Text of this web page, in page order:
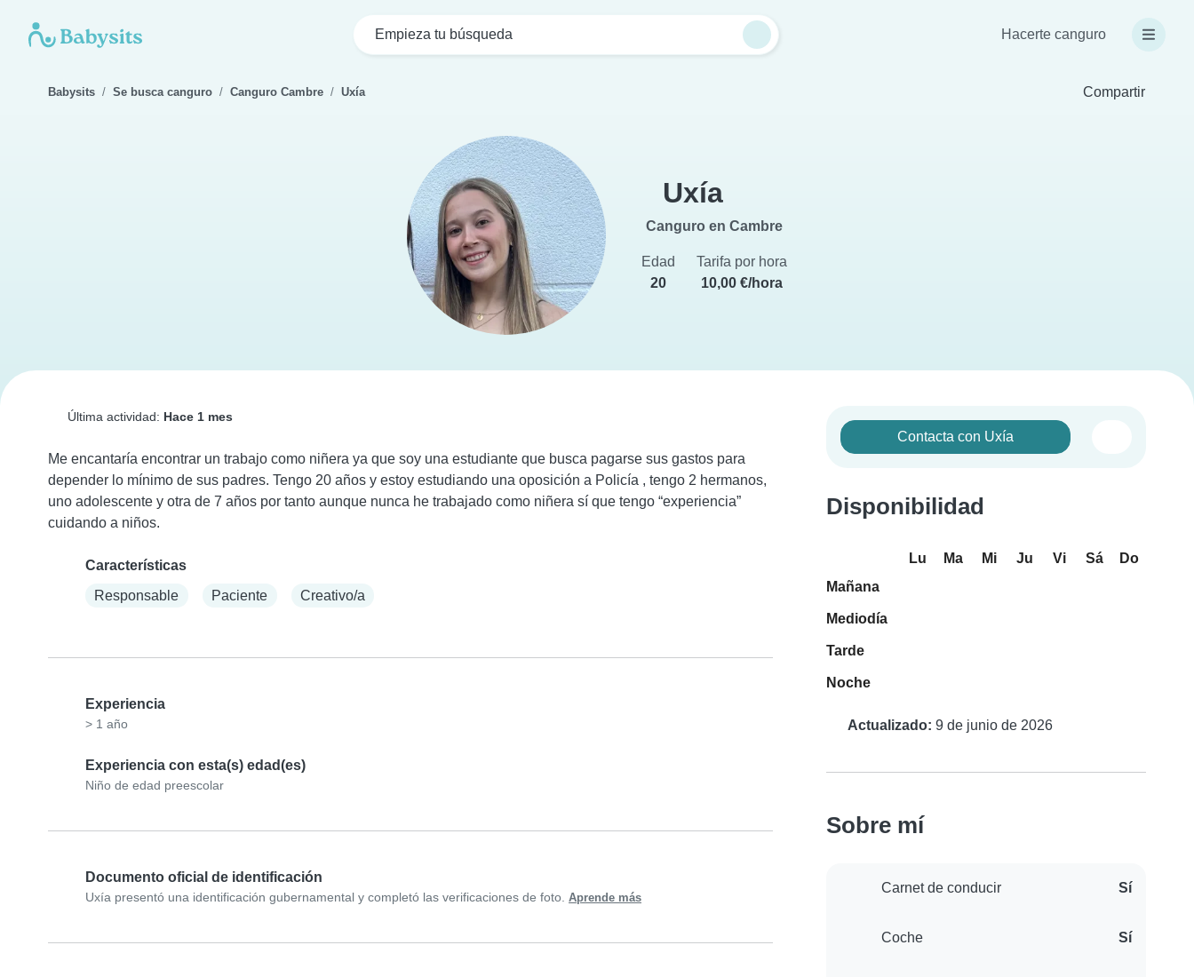
Empieza tu búsqueda Hacerte canguro
Babysits Se busca canguro Canguro Cambre Uxía Compartir
Uxía
Canguro en Cambre
Edad
20
Tarifa por hora
10,00 €/hora
Última actividad: Hace 1 mes
Me encantaría encontrar un trabajo como niñera ya que soy una estudiante que busca pagarse sus gastos para
depender lo mínimo de sus padres. Tengo 20 años y estoy estudiando una oposición a Policía , tengo 2 hermanos,
uno adolescente y otra de 7 años por tanto aunque nunca he trabajado como niñera sí que tengo “experiencia”
cuidando a niños.
Características
Responsable
Paciente Creativo/a
Experiencia
> 1 año
Experiencia con esta(s) edad(es)
Niño de edad preescolar
Documento oficial de identificación
Uxía presentó una identificación gubernamental y completó las verificaciones de foto. Aprende más
Contacta con Uxía
Disponibilidad
Lu Ma Mi Ju Vi Sá
Do
Mañana
Mediodía
Tarde
Noche
Actualizado: 9 de junio de 2026
Sobre mí
Carnet de conducir Sí
Coche Sí